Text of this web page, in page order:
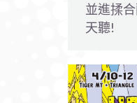
並進揉
天聽!